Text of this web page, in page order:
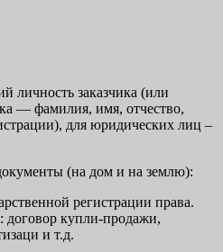
личность заказчика (или
— фамилия, имя, отчество,
для юридических лиц –
(на дом и на землю):
регистрации права.
договор купли-продажи,
и т.д.